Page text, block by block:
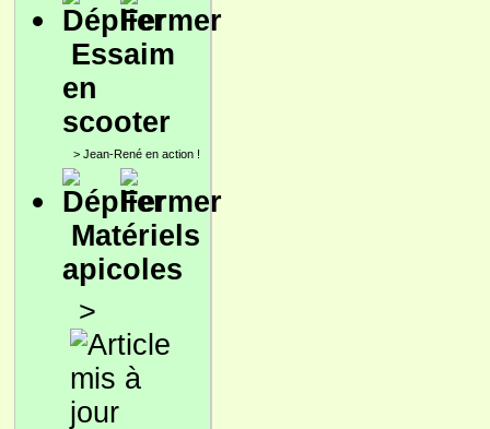
Essaim
en
scooter
> Jean-René en action !
Matériels
apicoles
>